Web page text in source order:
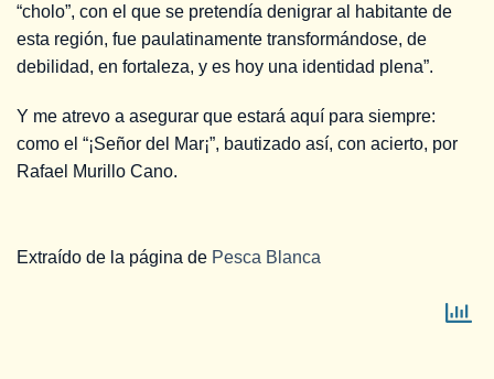
“cholo”, con el que se pretendía denigrar al habitante de
esta región, fue paulatinamente transformándose, de
debilidad, en fortaleza, y es hoy una identidad plena”.
Y me atrevo a asegurar que estará aquí para siempre:
como el “¡Señor del Mar¡”, bautizado así, con acierto, por
Rafael Murillo Cano.
Extraído de la página de Pesca Blanca